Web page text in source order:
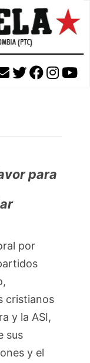
para
por
cristianos
y la ASI,
sus
y el